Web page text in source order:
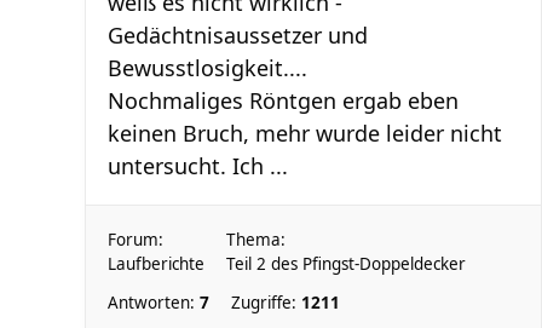
Gedächtnisaussetzer und
Bewusstlosigkeit....
Nochmaliges Röntgen ergab eben
keinen Bruch, mehr wurde leider nicht
untersucht. Ich ...
Forum:
Laufberichte
Thema:
Teil 2 des Pfingst-Doppeldecker
Antworten: 7 Zugriffe: 1211